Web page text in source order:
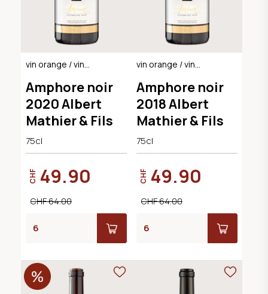
vin orange / vin
Amphore noir
2020 Albert
Mathier & Fils
75cl
CHF 49.90
CHF 64.00
vin orange / vin
Amphore noir
2018 Albert
Mathier & Fils
75cl
CHF 49.90
CHF 64.00